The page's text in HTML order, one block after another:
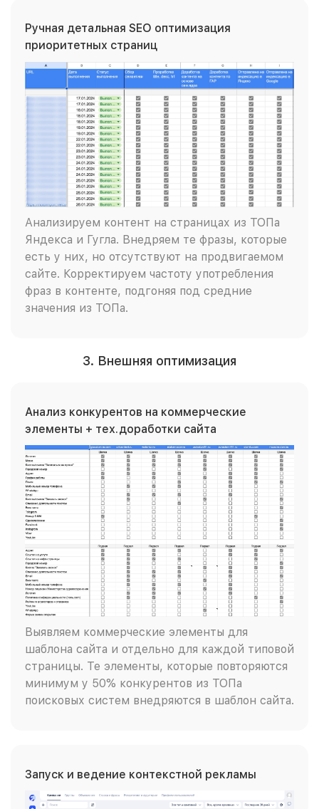
Ручная детальная SEO оптимизация
приоритетных страниц
Анализируем контент на страницах из ТОПа
Яндекса и Гугла. Внедряем те фразы, которые
есть у них, но отсутствуют на продвигаемом
сайте. Корректируем частоту употребления
фраз в контенте, подгоняя под средние
значения из ТОПа.
3. Внешняя оптимизация
Анализ конкурентов на коммерческие
элементы + тех.доработки сайта
Выявляем коммерческие элементы для
шаблона сайта и отдельно для каждой типовой
страницы. Те элементы, которые повторяются
минимум у 50% конкурентов из ТОПа
поисковых систем внедряются в шаблон сайта.
Запуск и ведение контекстной рекламы